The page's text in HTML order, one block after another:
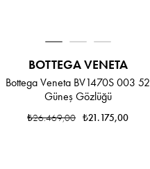
BOTTEGA VENETA
Bottega Veneta BV1470S 003 52
Güneş Gözlüğü
₺21.175,00
₺26.469,00